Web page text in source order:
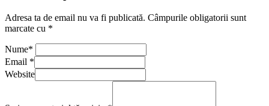
Adresa ta de email nu va fi publicată. Câmpurile obligatorii sunt
marcate cu *
Nume*
Email *
Website